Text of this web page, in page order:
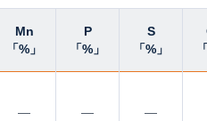
Mn
「%」
P
「%」
S
「%」
— — —